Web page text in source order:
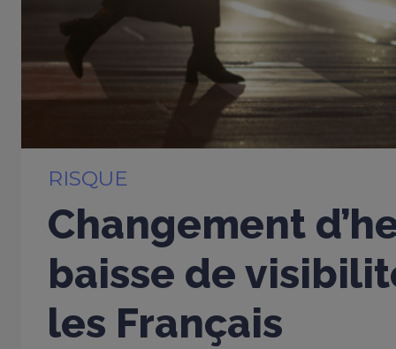
RISQUE
Changement
baisse de
les Français